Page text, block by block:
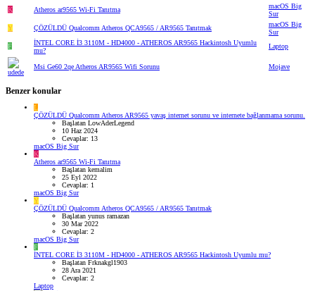
K
Atheros ar9565 Wi-Fi Tanıtma
macOS Big
Sur
Y
ÇÖZÜLDÜ Qualcomm Atheros QCA9565 / AR9565 Tanıtmak
macOS Big
Sur
F
İNTEL CORE İ3 3110M - HD4000 - ATHEROS AR9565 Hackintosh Uyumlu
mu?
Laptop
Msi Ge60 2qe Atheros AR9565 Wifi Sorunu Mojave
Benzer konular
L
ÇÖZÜLDÜ Qualcomm Atheros AR9565 yavaş internet sorunu ve internete bağlanmama sorunu.
Başlatan LowAderLegend
10 Haz 2024
Cevaplar: 13
macOS Big Sur
K
Atheros ar9565 Wi-Fi Tanıtma
Başlatan kemalim
25 Eyl 2022
Cevaplar: 1
macOS Big Sur
Y
ÇÖZÜLDÜ Qualcomm Atheros QCA9565 / AR9565 Tanıtmak
Başlatan yunus ramazan
30 Mar 2022
Cevaplar: 2
macOS Big Sur
F
İNTEL CORE İ3 3110M - HD4000 - ATHEROS AR9565 Hackintosh Uyumlu mu?
Başlatan Frknakgl1903
28 Ara 2021
Cevaplar: 2
Laptop